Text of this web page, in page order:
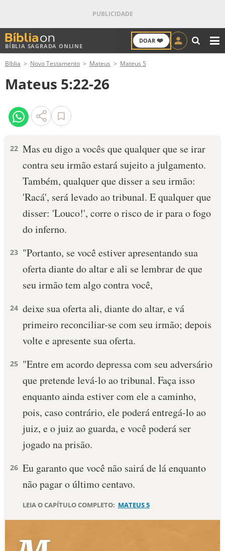
BÍBLIA SAGRADA ONLINE
DOAR ❤️
ANTIGO TESTAMENTO
NOVO TESTAMENTO
VERSÍCULOS
PALAVRA DO DIA
SALMO DO DIA
DEVOCIONAL DIÁRIO
ESTUDOS BÍBLICOS
TEMAS
PERGUNTE À BÍBLIA IA
QUEM SOMOS
Bíblia Novo Testamento Mateus Mateus 5
Mateus 5:22-26
22 Mas eu digo a vocês que qualquer que se irar
contra seu irmão estará sujeito a julgamento.
Também, qualquer que disser a seu irmão:
'Racá', será levado ao tribunal. E qualquer que
disser: 'Louco!', corre o risco de ir para o fogo
do inferno.
23 "Portanto, se você estiver apresentando sua
oferta diante do altar e ali se lembrar de que
seu irmão tem algo contra você,
24 deixe sua oferta ali, diante do altar, e vá
primeiro reconciliar-se com seu irmão; depois
volte e apresente sua oferta.
25 "Entre em acordo depressa com seu adversário
que pretende levá-lo ao tribunal. Faça isso
enquanto ainda estiver com ele a caminho,
pois, caso contrário, ele poderá entregá-lo ao
juiz, e o juiz ao guarda, e você poderá ser
jogado na prisão.
26 Eu garanto que você não sairá de lá enquanto
não pagar o último centavo.
LEIA O CAPÍTULO COMPLETO: MATEUS 5